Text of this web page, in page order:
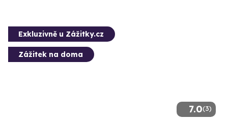
7.0(3)
Exkluzivně u Zážitky.cz
Zážitek na doma